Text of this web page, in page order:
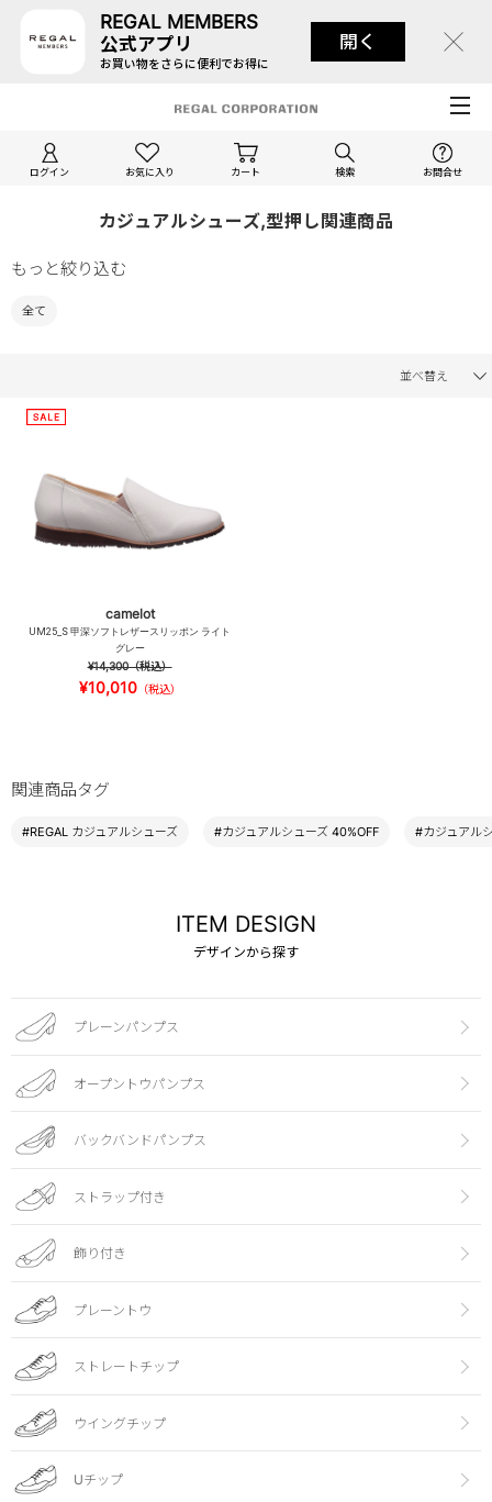
REGAL MEMBERS
公式アプリ
お買い物をさらに便利でお得に
開く
ログイン お気に入り カート 検索 お問合せ
カジュアルシューズ,型押し関連商品
もっと絞り込む
全て
並べ替え
camelot
UM25_S 甲深ソフトレザースリッポン ライト
グレー
¥14,300（税込）
¥10,010（税込）
関連商品タグ
#REGAL カジュアルシューズ #カジュアルシューズ 40%OFF #カジュアル
ITEM DESIGN
デザインから探す
プレーンパンプス
オープントウパンプス
バックバンドパンプス
ストラップ付き
飾り付き
プレーントウ
ストレートチップ
ウイングチップ
Uチップ